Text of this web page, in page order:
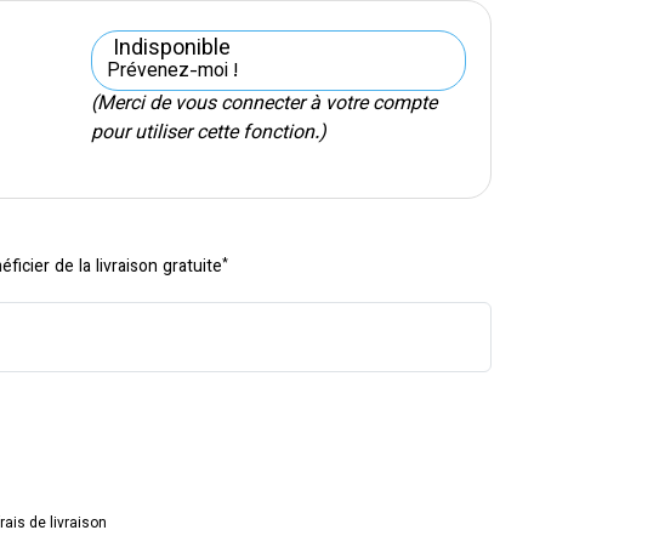
Indisponible
Prévenez-moi !
(Merci de vous connecter à votre compte
pour utiliser cette fonction.)
de la livraison gratuite*
de livraison